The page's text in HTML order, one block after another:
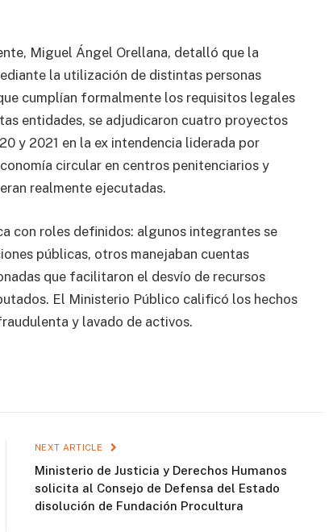
Miguel Ángel Orellana, detalló que la
la utilización de distintas personas
cumplían formalmente los requisitos legales
entidades, se adjudicaron cuatro proyectos
y 2021 en la ex intendencia liderada por
circular en centros penitenciarios y
realmente ejecutadas.
con roles definidos: algunos integrantes se
públicas, otros manejaban cuentas
que facilitaron el desvío de recursos
El Ministerio Público calificó los hechos
y lavado de activos.
NEXT ARTICLE
Ministerio de Justicia y Derechos Humanos
solicita al Consejo de Defensa del Estado
disolución de Fundación Procultura